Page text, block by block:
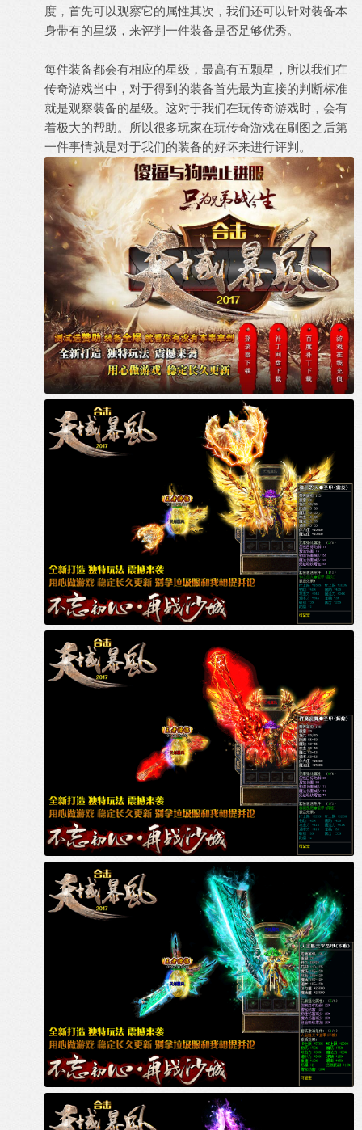
度，首先可以观察它的属性其次，我们还可以针对装备本
身带有的星级，来评判一件装备是否足够优秀。
每件装备都会有相应的星级，最高有五颗星，所以我们在
传奇游戏当中，对于得到的装备首先最为直接的判断标准
就是观察装备的星级。这对于我们在玩传奇游戏时，会有
着极大的帮助。所以很多玩家在玩传奇游戏在刷图之后第
一件事情就是对于我们的装备的好坏来进行评判。